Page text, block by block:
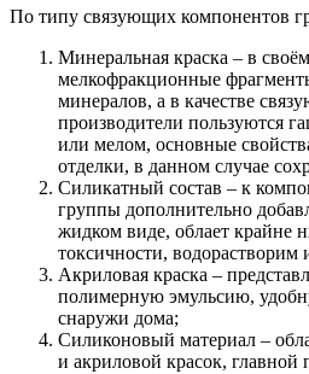
По типу связующих компонентов
Минеральная краска – в
мелкофракционные
минералов, а в качестве
производители пользуются
или мелом, основные
отделки, в данном случае
Силикатный состав – к
группы дополнительно
жидком виде, облает крайне
токсичности, водорастворим
Акриловая краска –
полимерную эмульсию,
снаружи дома;
Силиконовый материал –
и акриловой красок, главной